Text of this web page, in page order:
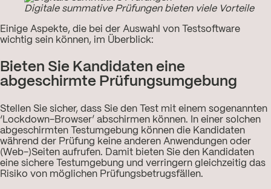
Digitale summative Prüfungen bieten viele Vorteile
Einige Aspekte, die bei der Auswahl von Testsoftware
wichtig sein können, im Überblick:
Bieten Sie Kandidaten eine
abgeschirmte Prüfungsumgebung
Stellen Sie sicher, dass Sie den Test mit einem sogenannten
‘Lockdown-Browser’ abschirmen können. In einer solchen
abgeschirmten Testumgebung können die Kandidaten
während der Prüfung keine anderen Anwendungen oder
(Web-)Seiten aufrufen. Damit bieten Sie den Kandidaten
eine sichere Testumgebung und verringern gleichzeitig das
Risiko von möglichen Prüfungsbetrugsfällen.